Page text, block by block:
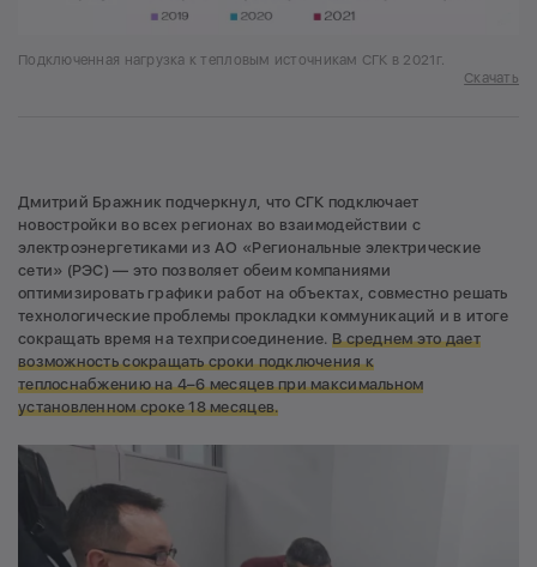
Подключенная нагрузка к тепловым источникам СГК в 2021г.
Скачать
Дмитрий Бражник подчеркнул, что СГК подключает
новостройки во всех регионах во взаимодействии с
электроэнергетиками из АО «Региональные электрические
сети» (РЭС) — это позволяет обеим компаниями
оптимизировать графики работ на объектах, совместно решать
технологические проблемы прокладки коммуникаций и в итоге
сокращать время на техприсоединение. В среднем это дает
возможность сокращать сроки подключения к
теплоснабжениюна 4–6 месяцев при максимальном
установленном сроке18 месяцев.